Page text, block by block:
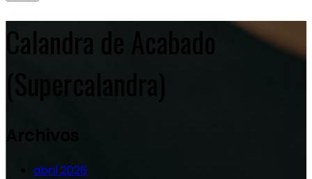
Calandra de Acabado
abril 2026